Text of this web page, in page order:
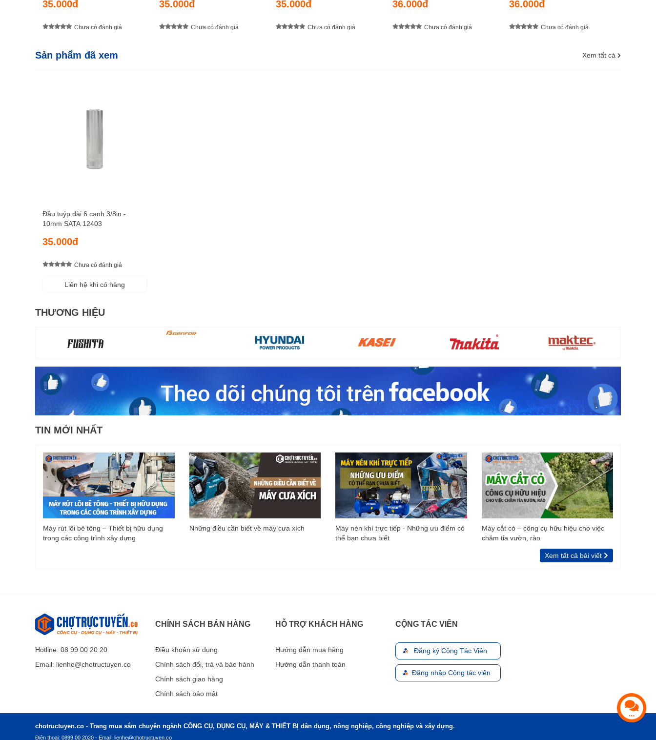
35.000đ
Chưa có đánh giá
35.000đ
Chưa có đánh giá
35.000đ
Chưa có đánh giá
36.000đ
Chưa có đánh giá
36.000đ
Chưa có đánh giá
Sản phẩm đã xem Xem tất cả
Đầu tuýp dài 6 cạnh 3/8in -
10mm SATA 12403
35.000đ
Chưa có đánh giá
Liên hệ khi có hàng
THƯƠNG HIỆU
TIN MỚI NHẤT
Máy rút lõi bê tông – Thiết bị hữu dụng
trong các công trình xây dựng
Những điều cần biết về máy cưa xích
Máy nén khí trực tiếp - Những ưu điểm có
thể bạn chưa biết
Máy cắt cỏ – công cụ hữu hiệu cho việc
chăm tỉa vườn, rào
Xem tất cả bài viết
Hotline: 08 99 00 20 20
Email: lienhe@chotructuyen.co
CHÍNH SÁCH BÁN HÀNG
Điều khoản sử dụng
Chính sách đổi, trả và bảo hành
Chính sách giao hàng
Chính sách bảo mật
HỖ TRỢ KHÁCH HÀNG
Hướng dẫn mua hàng
Hướng dẫn thanh toán
CỘNG TÁC VIÊN
Đăng ký Cộng Tác Viên
Đăng nhập Cộng tác viên
chotructuyen.co - Trang mua sắm chuyên ngành CÔNG CỤ, DỤNG CỤ, MÁY & THIẾT BỊ dân dụng, nông nghiệp, công nghiệp và xây dựng.
Điện thoại: 0899 00 2020 - Email: lienhe@chotructuyen.co